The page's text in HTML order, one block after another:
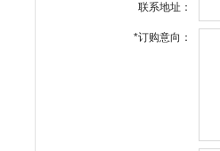
联系地址：
*订购意向：